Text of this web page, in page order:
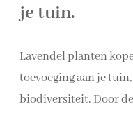
je tuin.
Lavendel planten
toevoeging aan je
biodiversiteit. Door